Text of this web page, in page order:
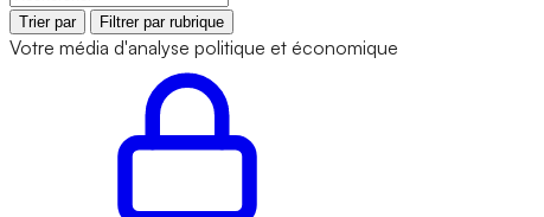
Trier par Filtrer par rubrique
Votre média d'analyse politique et économique